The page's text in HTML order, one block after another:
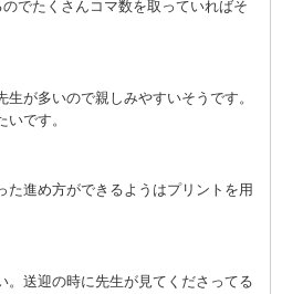
でたくさんコマ数を取っていればそ
が多いので親しみやすいそうです。
です。
た進め方ができるようはプリントを用
。送迎の時に先生が見てくださってる